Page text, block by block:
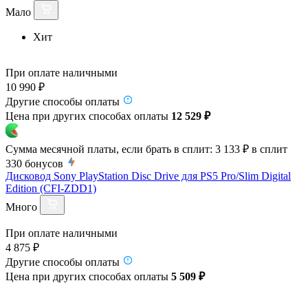
Мало
Хит
При оплате наличными
10 990 ₽
Другие способы оплаты
Цена при других способах оплаты 12 529 ₽
Сумма месячной платы, если брать в сплит: 3 133 ₽ в сплит
330 бонусов
Дисковод Sony PlayStation Disc Drive для PS5 Pro/Slim Digital
Edition (CFI-ZDD1)
Много
При оплате наличными
4 875 ₽
Другие способы оплаты
Цена при других способах оплаты 5 509 ₽